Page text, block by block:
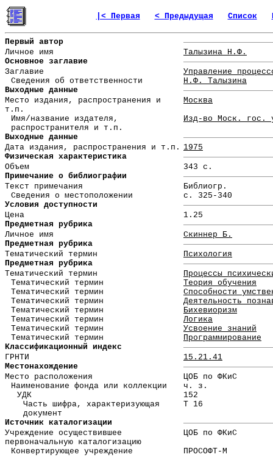
|< Первая < Предыдущая Список
Первый автор
Личное имя
Талызина Н.Ф.
Основное заглавие
Заглавие
Управление
Сведения об ответственности
Н.Ф. Талызина
Выходные данные
Место издания, распространения и
т.п.
Москва
Имя/название издателя,
распространителя и т.п.
Изд-во Моск. гос.
Выходные данные
Дата издания, распространения и т.п. 1975
Физическая характеристика
Объем
343 с.
Примечание о библиографии
Текст примечания
Библиогр.
Сведения о местоположении
с. 325-340
Условия доступности
Цена
1.25
Предметная рубрика
Личное имя
Скиннер Б.
Предметная рубрика
Тематический термин
Психология
Предметная рубрика
Тематический термин
Процессы
Тематический термин
Теория обучения
Тематический термин
Способности
Тематический термин
Деятельность
Тематический термин
Бихевиоризм
Тематический термин
Логика
Тематический термин
Усвоение знаний
Тематический термин
Программирование
Классификационный индекс
ГРНТИ
15.21.41
Местонахождение
Место расположения
ЦОБ по ФКиС
Наименование фонда или коллекции
ч. з.
УДК
152
Часть шифра, характеризующая
документ
Т 16
Источник каталогизации
Учреждение осуществившее
первоначальную каталогизацию
ЦОБ по ФКиС
Конвертирующее учреждение
ПРОСОФТ-М